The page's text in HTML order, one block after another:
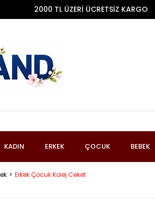
KADIN ERKEK ÇOCUK BEBEK
Erkek Çocuk Kolej Ceket
2000 TL ÜZERİ ÜCRETSİZ KARGO